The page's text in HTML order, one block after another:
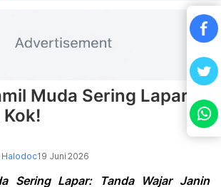
Muda Sering Lapar
Halodoc19 Juni 2026
Sering Lapar: Tanda Wajar Janin